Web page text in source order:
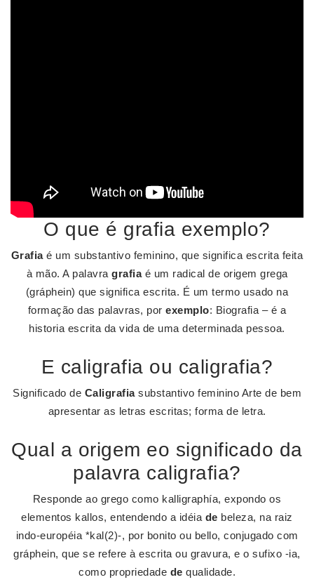
O que é grafia exemplo?
Grafiaé um substantivo feminino, que significa escrita feita
à mão. A palavra grafiaé um radical de origem grega
(gráphein) que significa escrita. É um termo usado na
formação das palavras, porexemplo: Biografia – é a
historia escrita da vida de uma determinada pessoa.
E caligrafia ou caligrafia?
Significado de Caligrafiasubstantivo feminino Arte de bem
apresentar as letras escritas; forma de letra.
Qual a origem eo significado da
palavra caligrafia?
Responde ao grego como kalligraphía, expondo os
elementos kallos, entendendo a idéia de beleza, na raiz
indo-européia *kal(2)-, por bonito ou bello, conjugado com
gráphein, que se refere à escrita ou gravura, e o sufixo -ia,
como propriedade de qualidade.